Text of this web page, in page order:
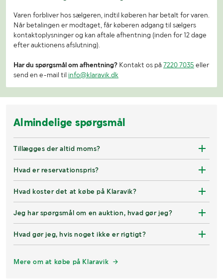
Varen forbliver hos sælgeren, indtil køberen har betalt for varen.
Når betalingen er modtaget, får køberen adgang til sælgers
kontaktoplysninger og kan aftale afhentning (inden for 12 dage
efter auktionens afslutning).
Har du spørgsmål om afhentning? Kontakt os på 7220 7035 eller
send en e-mail til info@klaravik.dk
Almindelige spørgsmål
Tillægges der altid moms?
Hvad er reservationspris?
Hvad koster det at købe på Klaravik?
Jeg har spørgsmål om en auktion, hvad gør jeg?
Hvad gør jeg, hvis noget ikke er rigtigt?
Mere om at købe på Klaravik